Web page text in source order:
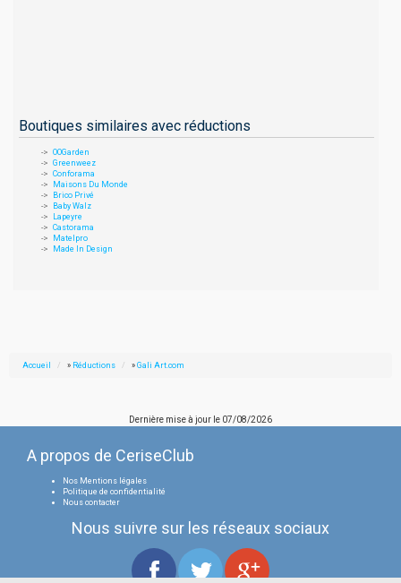
Boutiques similaires avec réductions
OOGarden
Greenweez
Conforama
Maisons Du Monde
Brico Privé
Baby Walz
Lapeyre
Castorama
Matelpro
Made In Design
Accueil » Réductions » Gali Art.com
Dernière mise à jour le 07/08/2026
A propos de CeriseClub
Nos Mentions légales
Politique de confidentialité
Nous contacter
Nous suivre sur les réseaux sociaux